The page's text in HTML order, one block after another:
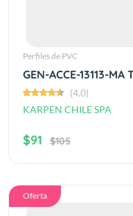
Perfiles de PVC
GEN-ACCE-13113-MA
(4.0)
KARPEN CHILE SPA
$91 $105
Oferta